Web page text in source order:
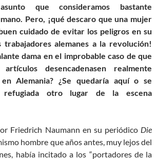
asunto que consideramos bastante
Pero, ¡qué descaro que una mujer
cuidado de evitar los peligros en su
alemanes a la revolución!
dama en el improbable caso de que
desencadenasen realmente
en Alemania? ¿Se quedaría aquí o se
refugiada otro lugar de la escena
Friedrich Naumann en su periódico Die
hombre que años antes, muy lejos del
había incitado a los “portadores de la